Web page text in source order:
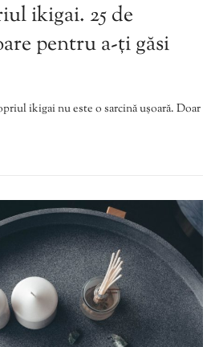
ikigai. 25 de
pentru a-ți găsi
ikigai nu este o sarcină ușoară. Doar